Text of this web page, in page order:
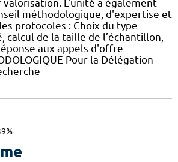
L'unité a également
méthodologique, d'expertise et
protocoles : Choix du type
calcul de la taille de l’échantillon,
aux appels d'offre
Pour la Délégation